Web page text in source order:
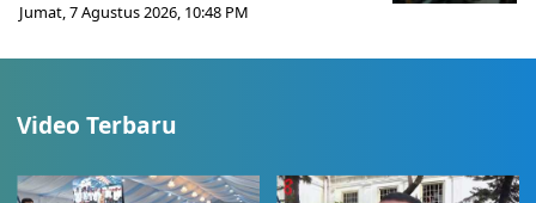
Jumat, 7 Agustus 2026, 10:48 PM
Video Terbaru